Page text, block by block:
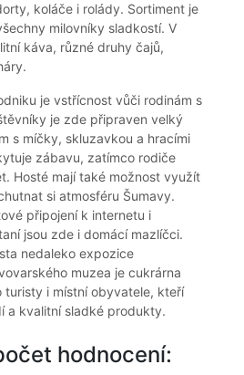
koláče i rolády. Sortiment je
milovníky sladkostí. V
káva, různé druhy čajů,
je vstřícnost vůči rodinám s
je zde připraven velký
s míčky, skluzavkou a hracími
zábavu, zatímco rodiče
Hosté mají také možnost využít
si atmosféru Šumavy.
připojení k internetu i
jsou zde i domácí mazlíčci.
nedaleko expozice
muzea je cukrárna
i místní obyvatele, kteří
a kvalitní sladké produkty.
hodnocení: